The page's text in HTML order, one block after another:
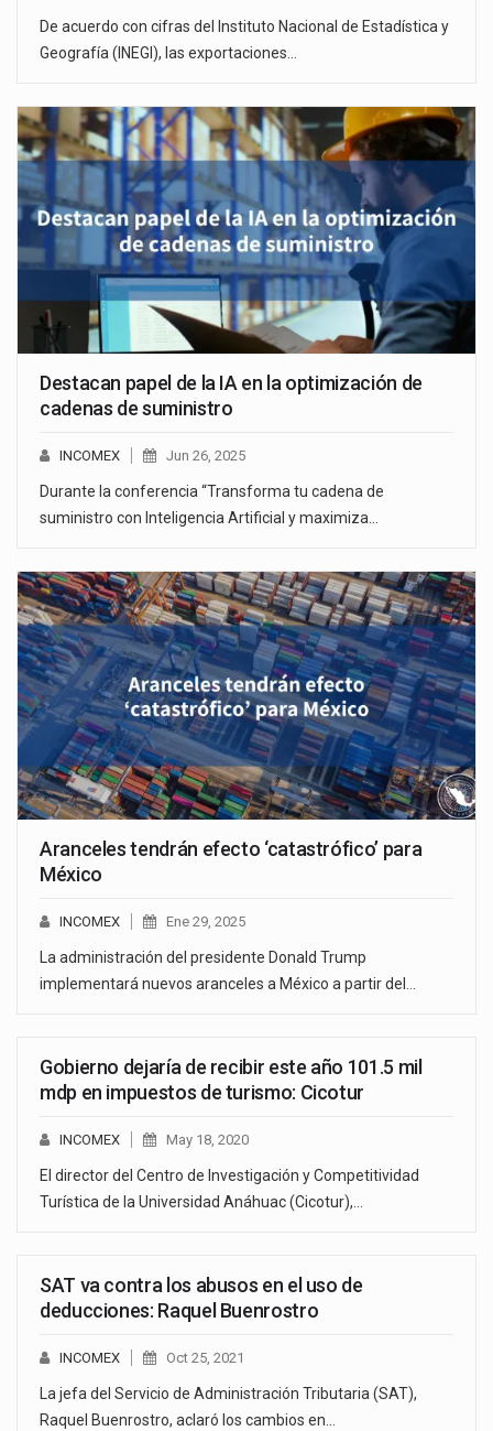
De acuerdo con cifras del Instituto Nacional de Estadística y
Geografía (INEGI), las exportaciones…
Destacan papel de la IA en la optimización de
cadenas de suministro
INCOMEX Jun 26, 2025
Durante la conferencia “Transforma tu cadena de
suministro con Inteligencia Artificial y maximiza…
Aranceles tendrán efecto ‘catastrófico’ para
México
INCOMEX Ene 29, 2025
La administración del presidente Donald Trump
implementará nuevos aranceles a México a partir del…
Gobierno dejaría de recibir este año 101.5 mil
mdp en impuestos de turismo: Cicotur
INCOMEX May 18, 2020
El director del Centro de Investigación y Competitividad
Turística de la Universidad Anáhuac (Cicotur),…
SAT va contra los abusos en el uso de
deducciones: Raquel Buenrostro
INCOMEX Oct 25, 2021
La jefa del Servicio de Administración Tributaria (SAT),
Raquel Buenrostro, aclaró los cambios en…